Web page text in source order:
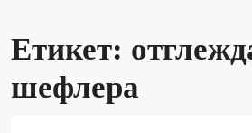
Етикет:
шефлера